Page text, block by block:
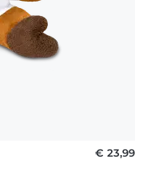
€ 23,99